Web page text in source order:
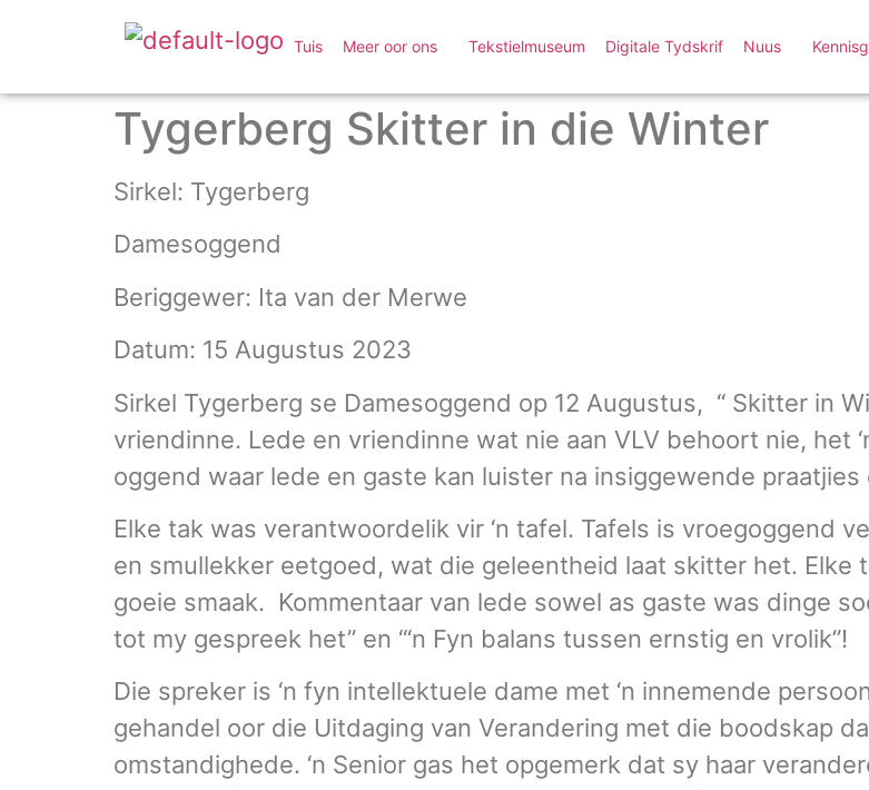
Tuis Meer oor ons Tekstielmuseum Digitale Tydskrif Nuus
Tygerberg Skitter in die Winter
Sirkel: Tygerberg
Damesoggend
Beriggewer: Ita van der Merwe
Datum: 15 Augustus 2023
Sirkel Tygerberg se Damesoggend op 12 Augustus, “ Skitter in
vriendinne. Lede en vriendinne wat nie aan VLV behoort nie, het
oggend waar lede en gaste kan luister na insiggewende praatjies
Elke tak was verantwoordelik vir ‘n tafel. Tafels is vroegoggend
en smullekker eetgoed, wat die geleentheid laat skitter het. Elke
goeie smaak. Kommentaar van lede sowel as gaste was dinge
tot my gespreek het” en “‘n Fyn balans tussen ernstig en vrolik”!
Die spreker is ‘n fyn intellektuele dame met ‘n innemende
gehandel oor die Uitdaging van Verandering met die boodskap
omstandighede. ‘n Senior gas het opgemerk dat sy haar